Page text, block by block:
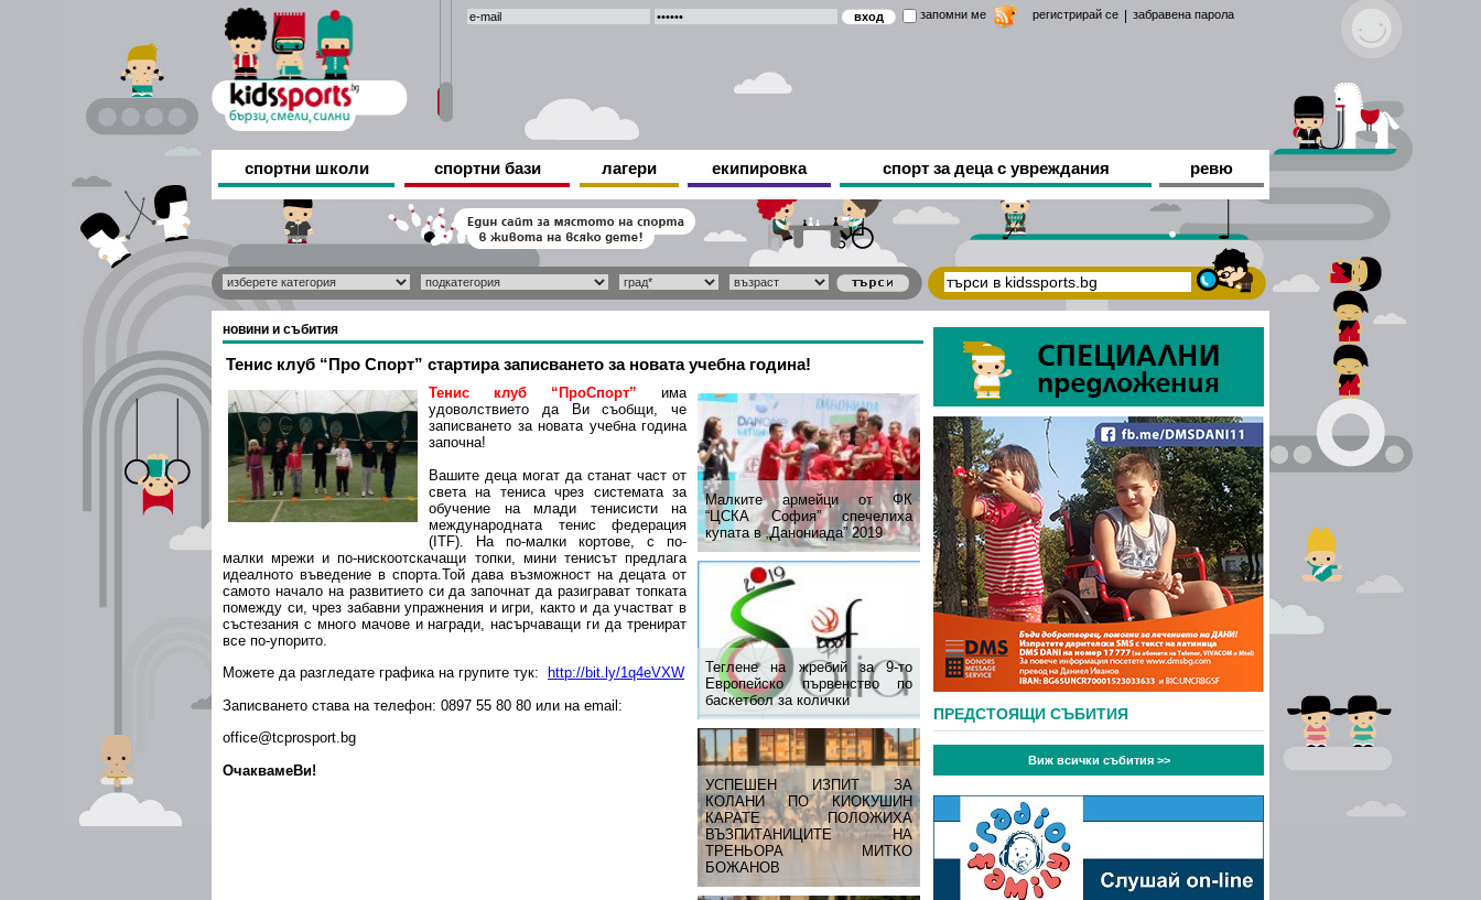
запомни ме регистрирай се забравена парола
спортни школи спортни бази лагери екипировка спорт за деца с увреждания ревю
новини и събития
Тенис клуб “Про Спорт” стартира записването за новата учебна година!
Малките армейци от ФК
“ЦСКА София” спечелиха
купата в „Данониада” 2019
Теглене на жребий за 9-то
Европейско първенство по
баскетбол за колички
УСПЕШЕН ИЗПИТ ЗА
КОЛАНИ ПО КИОКУШИН
КАРАТЕ ПОЛОЖИХА
ВЪЗПИТАНИЦИТЕ НА
ТРЕНЬОРА МИТКО
БОЖАНОВ
Тенис клуб “ПроСпорт” има
удоволствието да Ви съобщи, че
записването за новата учебна година
започна!
Вашите деца могат да станат част от
света на тениса чрез системата за
обучение на млади тенисисти на
международната тенис федерация
(ITF). На по-малки кортове, с по-
малки мрежи и по-нискоотскачащи топки, мини тенисът предлага
идеалното въведение в спорта.Той дава възможност на децата от
самото начало на развитието си да започнат да разиграват топката
помежду си, чрез забавни упражнения и игри, както и да участват в
състезания с много мачове и награди, насърчаващи ги да тренират
все по-упорито.
Можете да разгледате графика на групите тук:
http://bit.ly/1q4eVXW
Записването става на телефон: 0897 55 80 80 или на email:
office@tcprosport.bg
ОчаквамеВи!
ПРЕДСТОЯЩИ СЪБИТИЯ
Виж всички събития >>